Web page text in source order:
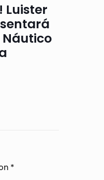
Luister
Náutico
*